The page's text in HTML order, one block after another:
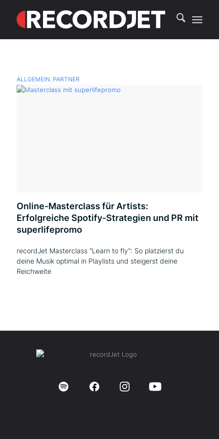
ALLGEMEIN, PARTNER
Online-Masterclass für Artists:
Erfolgreiche Spotify-Strategien und PR mit
superlifepromo
recordJet Masterclass "Learn to fly": So platzierst du
deine Musik optimal in Playlists und steigerst deine
Reichweite